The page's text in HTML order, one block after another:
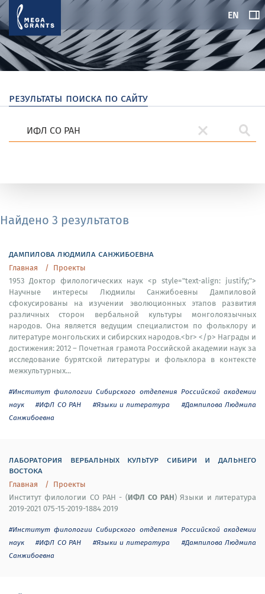
EN
результаты поиска по сайту
Найдено 3 результатов
дампилова людмила санжибоевна
Главная
Проекты
1953 Доктор филологических наук <p style="text-align: justify;">
Научные интересы Людмилы Санжибоевны Дампиловой
сфокусированы на изучении эволюционных этапов развития
различных сторон вербальной культуры монголоязычных
народов. Она является ведущим специалистом по фольклору и
литературе монгольских и сибирских народов.<br> </p> Награды и
достижения: 2012 – Почетная грамота Российской академии наук за
исследование бурятской литературы и фольклора в контексте
межкультурных...
#Институт филологии Сибирского отделения Российской академии
наук
#ИФЛ СО РАН #Языки и литература
#Дампилова Людмила
Санжибоевна
лаборатория вербальных культур сибири и дальнего
востока
Главная
Проекты
Институт филологии СО РАН - (ИФЛ СО РАН) Языки и литература
2019-2021 075-15-2019-1884 2019
#Институт филологии Сибирского отделения Российской академии
наук
#ИФЛ СО РАН #Языки и литература
#Дампилова Людмила
Санжибоевна